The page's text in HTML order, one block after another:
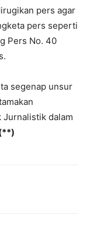
pers agar
pers seperti
Pers No. 40
segenap unsur
Jurnalistik dalam